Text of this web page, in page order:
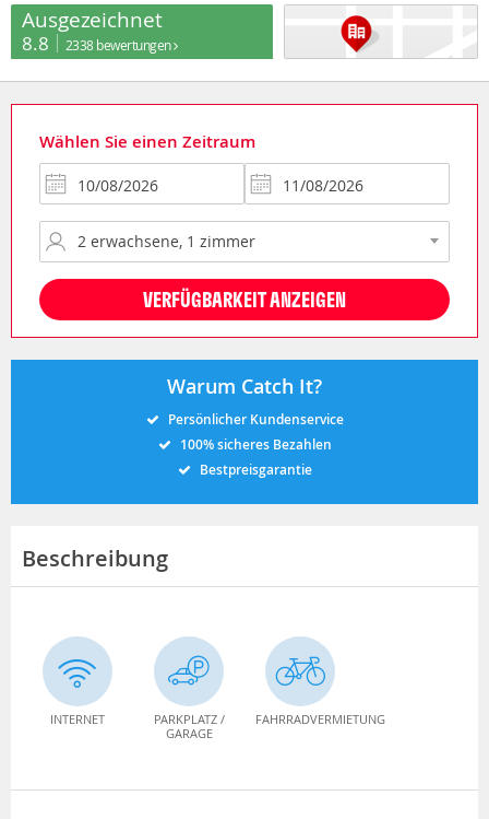
Ausgezeichnet
8.8 2338 bewertungen
Wählen Sie einen Zeitraum
VERFÜGBARKEIT ANZEIGEN
Warum Catch It?
Persönlicher Kundenservice
100% sicheres Bezahlen
Bestpreisgarantie
Beschreibung
INTERNET
PARKPLATZ /
GARAGE
FAHRRADVERMIETUNG